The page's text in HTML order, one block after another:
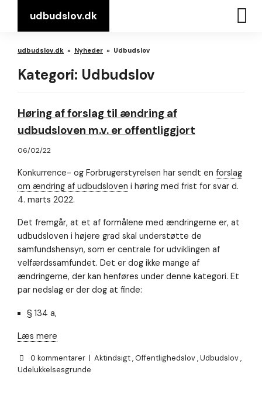
udbudslov.dk
udbudslov.dk » Nyheder » Udbudslov
Kategori: Udbudslov
Høring af forslag til ændring af
udbudsloven m.v. er offentliggjort
06/02/22
Konkurrence- og Forbrugerstyrelsen har sendt en forslag
om ændring af udbudsloven i høring med frist for svar d.
4. marts 2022.
Det fremgår, at et af formålene med ændringerne er, at
udbudsloven i højere grad skal understøtte de
samfundshensyn, som er centrale for udviklingen af
velfærdssamfundet. Det er dog ikke mange af
ændringerne, der kan henføres under denne kategori. Et
par nedslag er der dog at finde:
§ 134 a,
Læs mere
0 kommentarer | Aktindsigt,Offentlighedslov,Udbudslov,
Udelukkelsesgrunde
Nødvendig
Nødvendige
cookies hjælper
med at gøre en
brugbar ved at
grundlæggende
såsom side-
navigation og